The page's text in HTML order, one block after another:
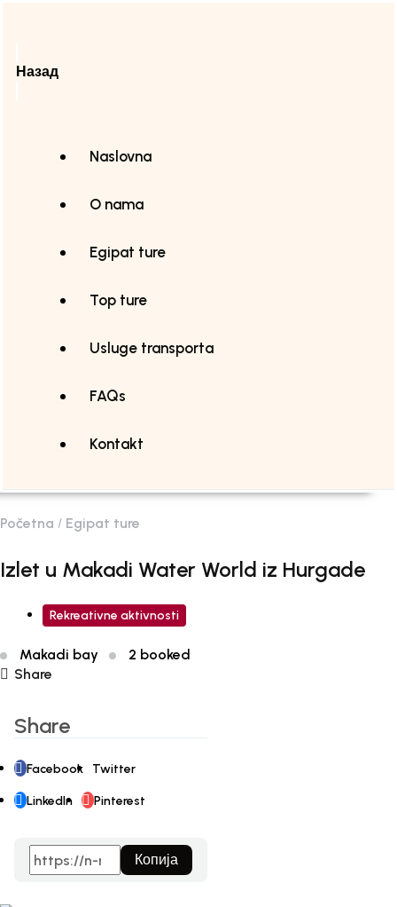
Назад
Naslovna
O nama
Egipat ture
Top ture
Usluge transporta
FAQs
Kontakt
Početna Egipat ture
Izlet u Makadi Water World iz Hurgade
Rekreativne aktivnosti
Makadi bay
2 booked
Share
Share
Facebook Twitter
LinkedIn Pinterest
Копија